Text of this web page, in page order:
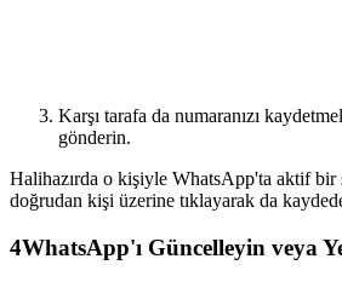
Karşı tarafa da numaranızı
gönderin.
Halihazırda o kişiyle WhatsApp'ta aktif bir
doğrudan kişi üzerine tıklayarak da
4WhatsApp'ı Güncelleyin veya